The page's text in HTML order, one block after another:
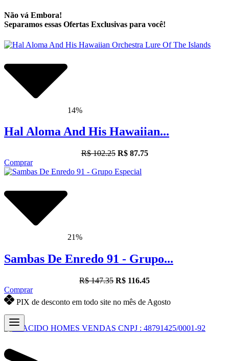
Não vá Embora!
Separamos essas Ofertas Exclusivas para você!
14%
Hal Aloma And His Hawaiian...
R$ 102.25 R$ 87.75
Comprar
21%
Sambas De Enredo 91 - Grupo...
R$ 147.35 R$ 116.45
Comprar
PIX de desconto em todo site no mês de Agosto